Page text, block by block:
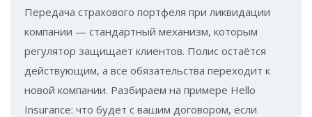
Передача страхового портфеля при ликвидации
компании — стандартный механизм, которым
регулятор защищает клиентов. Полис остаётся
действующим, а все обязательства переходит к
новой компании. Разбираем на примере Hello
Insurance: что будет с вашим договором, если